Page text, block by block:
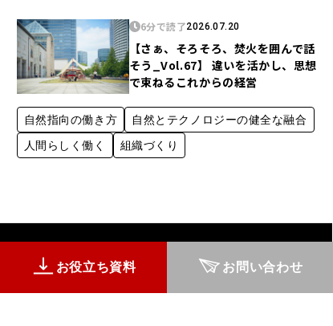
6分で読了2026.07.20
【さぁ、そろそろ、焚火を囲んで話
そう_Vol.67】 違いを活かし、思想
で束ねるこれからの経営
自然指向の働き方
自然とテクノロジーの健全な融合
人間らしく働く
組織づくり
お役立ち資料 お問い合わせ